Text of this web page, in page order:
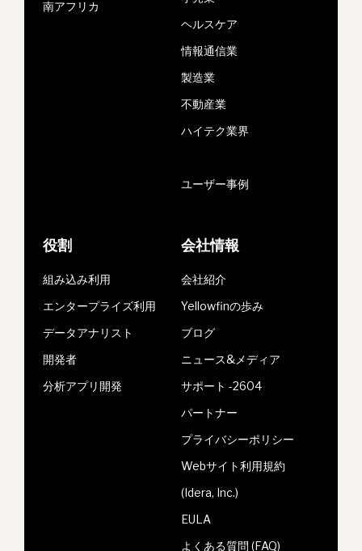
南アフリカ
ヘルスケア
情報通信業
製造業
不動産業
ハイテク業界
ユーザー事例
役割
組み込み利用
エンタープライズ利用
データアナリスト
開発者
分析アプリ開発
会社情報
会社紹介
Yellowfinの歩み
ブログ
ニュース&メディア
サポート -2604
パートナー
プライバシーポリシー
Webサイト利用規約
(Idera, Inc.)
EULA
よくある質問 (FAQ)